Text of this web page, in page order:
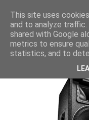
This site uses
and to analyze traffic.
shared with Google
metrics to ensure
statistics, and to